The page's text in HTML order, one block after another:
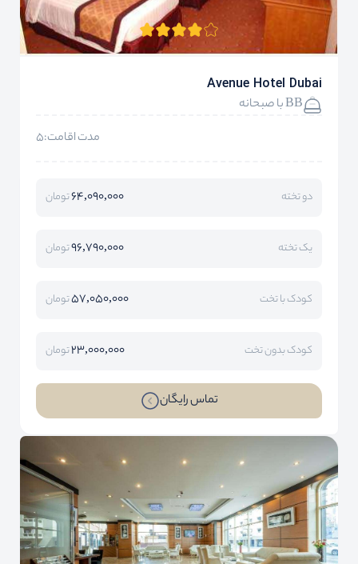
Avenue Hotel Dubai
BB با صبحانه
مدت اقامت:5
دو تخته 64,090,000تومان
یک تخته 96,790,000تومان
کودک با تخت 57,050,000تومان
کودک بدون تخت 23,000,000تومان
تماس رایگان